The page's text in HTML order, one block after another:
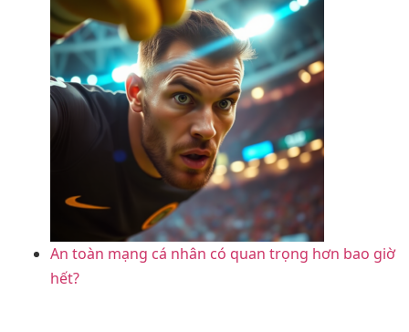
An toàn mạng cá nhân có quan trọng hơn bao giờ
hết?